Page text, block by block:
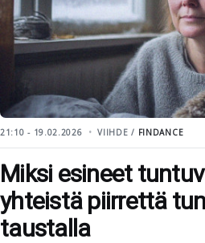
21:10 - 19.02.2026 VIIHDE / FINDANCE
Miksi esineet
yhteistä piirrettä
taustalla